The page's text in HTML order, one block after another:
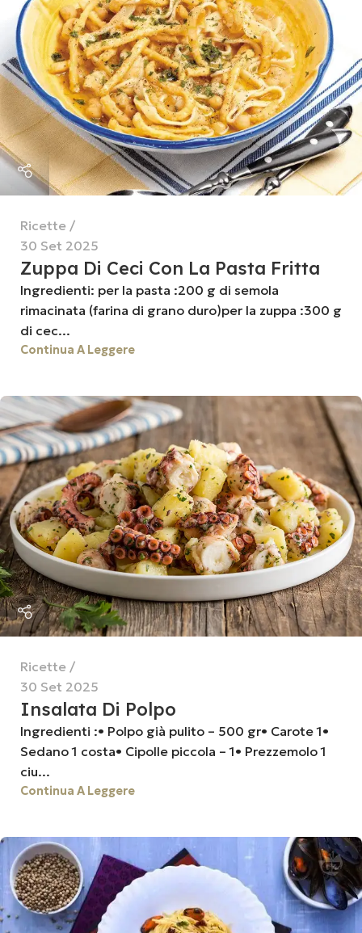
Ricette
30 Set 2025
Zuppa Di Ceci Con La Pasta Fritta
Ingredienti: per la pasta :200 g di semola
rimacinata (farina di grano duro)per la zuppa :300 g
di cec...
Continua A Leggere
Ricette
30 Set 2025
Insalata Di Polpo
Ingredienti :• Polpo già pulito – 500 gr• Carote 1•
Sedano 1 costa• Cipolle piccola – 1• Prezzemolo 1
ciu...
Continua A Leggere